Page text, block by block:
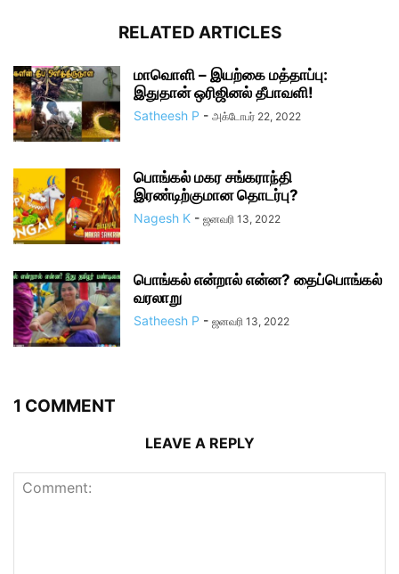
RELATED ARTICLES
மாவொளி – இயற்கை மத்தாப்பு:
இதுதான் ஒரிஜினல் தீபாவளி!
Satheesh P - அக்டோபர் 22, 2022
பொங்கல் மகர சங்கராந்தி
இரண்டிற்குமான தொடர்பு?
Nagesh K - ஜனவரி 13, 2022
பொங்கல் என்றால் என்ன? தைப்பொங்கல்
வரலாறு
Satheesh P - ஜனவரி 13, 2022
1 COMMENT
LEAVE A REPLY